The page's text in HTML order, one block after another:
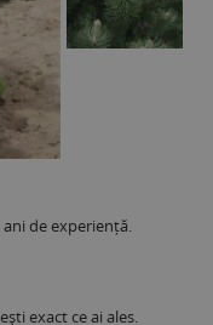
de experiență.
exact ce ai ales.